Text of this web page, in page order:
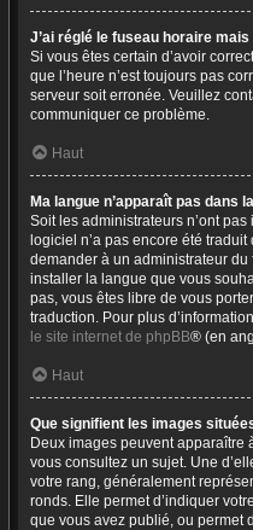
J’ai réglé le fuseau horaire
Si vous êtes certain d’avoir
que l’heure n’est toujours pas
serveur soit erronée. Veuillez
communiquer ce problème.
Haut
Ma langue n’apparaît pas dans
Soit les administrateurs n’ont
logiciel n’a pas encore été
demander à un administrateur du
installer la langue que vous
pas, vous êtes libre de vous
traduction. Pour plus
le site internet de phpBB® (en
Haut
Que signifient les images
Deux images peuvent apparaître
vous consultez un sujet. Une
votre rang, généralement
ronds. Elle permet d’indiquer
que vous avez publié, ou permet